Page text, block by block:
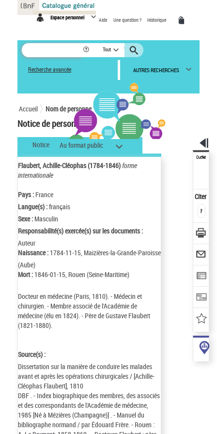
Espace personnel Aide Une question ? Historique
Tout
Recherche avancée AUTRES RECHERCHES
Accueil Nom de personne
Notice de personne
Notice Au format public
Flaubert, Achille-Cléophas (1784-1846)forme
internationale
Pays : France
Langue(s) :français
Sexe : Masculin
Responsabilité(s) exercée(s) sur les documents :
Auteur
Naissance : 1784-11-15, Maizières-la-Grande-Paroisse
(Aube)
Mort : 1846-01-15, Rouen (Seine-Maritime)
Docteur en médecine (Paris, 1810). - Médecin et
chirurgien. - Membre associé de l'Académie de
médecine (élu en 1824). - Père de Gustave Flaubert
(1821-1880).
Source(s) :
Dissertation sur la manière de conduire les malades
avant et après les opérations chirurgicales / [Achille-
Cléophas Flaubert], 1810
DBF . - Index biographique des membres, des associés
et des correspondants de l'Académie de médecine,
1985 [Né à Mézières (Champagne)] . - Manuel du
bibliographe normand / par Édouard Frère. - Rouen :
Outils
Citer
Panneau de gestion des cookies